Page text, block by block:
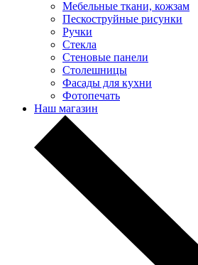
Мебельные ткани, кожзам
Пескоструйные рисунки
Ручки
Стекла
Стеновые панели
Столешницы
Фасады для кухни
Фотопечать
Наш магазин